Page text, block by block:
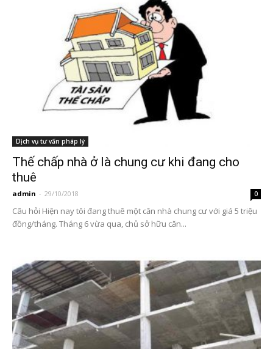
Dịch vụ tư vấn pháp lý
Thế chấp nhà ở là chung cư khi đang cho
thuê
admin - 29/10/2018 0
Câu hỏi Hiện nay tôi đang thuê một căn nhà chung cư với giá 5 triệu
đồng/tháng. Tháng 6 vừa qua, chủ sở hữu căn...